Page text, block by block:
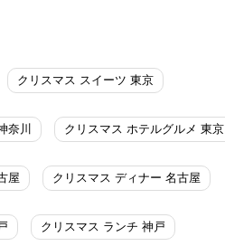
クリスマス スイーツ 東京
奈川 クリスマス ホテルグルメ 東京
屋 クリスマス ディナー 名古屋
クリスマス ランチ 神戸